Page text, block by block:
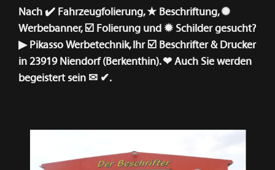
Nach ✔️ Fahrzeugfolierung, ★ Beschriftung, ✺
Werbebanner, ☑️ Folierung und ✹ Schilder gesucht?
▶︎ Pikasso Werbetechnik, Ihr ☑️ Beschrifter & Drucker
in 23919 Niendorf (Berkenthin). ❤ Auch Sie werden
begeistert sein ✉ ✔.